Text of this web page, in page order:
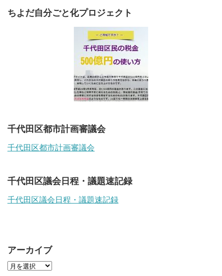
ちよだ自分ごと化プロジェクト
千代田区都市計画審議会
千代田区都市計画審議会
千代田区議会日程・議題速記録
千代田区議会日程・議題速記録
アーカイブ